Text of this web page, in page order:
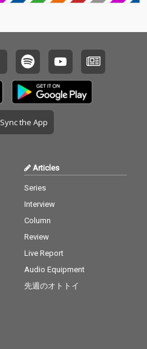
Sync the App
Articles
Series
Interview
Column
Review
Live Report
Audio Equipment
先週のオトトイ